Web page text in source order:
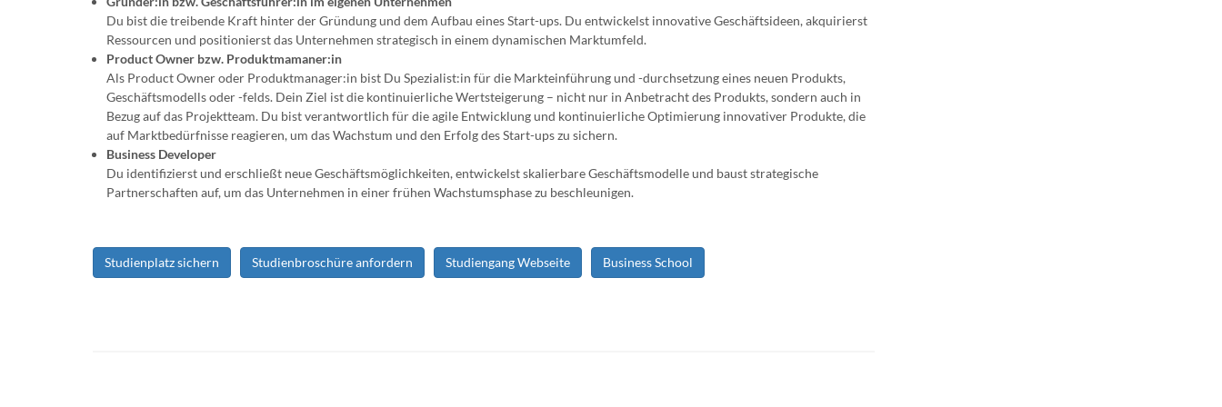
Du bist die treibende Kraft hinter der Gründung und dem Aufbau eines Start-ups. Du entwickelst innovative Geschäftsideen, akquirierst
Ressourcen und positionierst das Unternehmen strategisch in einem dynamischen Marktumfeld.
Product Owner bzw. Produktmamaner:in
Als Product Owner oder Produktmanager:in bist Du Spezialist:in für die Markteinführung und -durchsetzung eines neuen Produkts,
Geschäftsmodells oder -felds. Dein Ziel ist die kontinuierliche Wertsteigerung – nicht nur in Anbetracht des Produkts, sondern auch in
Bezug auf das Projektteam. Du bist verantwortlich für die agile Entwicklung und kontinuierliche Optimierung innovativer Produkte, die
auf Marktbedürfnisse reagieren, um das Wachstum und den Erfolg des Start-ups zu sichern.
Business Developer
Du identifizierst und erschließt neue Geschäftsmöglichkeiten, entwickelst skalierbare Geschäftsmodelle und baust strategische
Partnerschaften auf, um das Unternehmen in einer frühen Wachstumsphase zu beschleunigen.
Studienplatz sichern Studienbroschüre anfordern Studiengang Webseite Business School